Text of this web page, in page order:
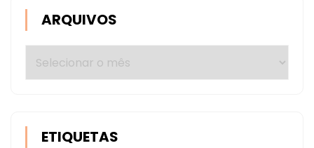
ARQUIVOS
Arquivos
ETIQUETAS